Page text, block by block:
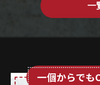
一
一個からでも